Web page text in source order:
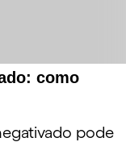
como
pode